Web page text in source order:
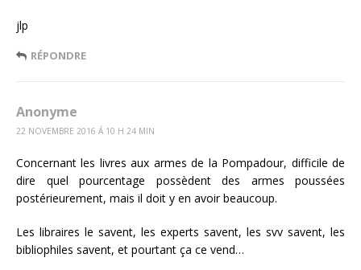
jlp
RÉPONDRE
Anonyme
22 NOVEMBRE 2016 Á 10 H 24 MIN
Concernant les livres aux armes de la Pompadour, difficile de
dire quel pourcentage possèdent des armes poussées
postérieurement, mais il doit y en avoir beaucoup.
Les libraires le savent, les experts savent, les svv savent, les
bibliophiles savent, et pourtant ça ce vend…